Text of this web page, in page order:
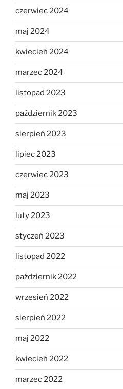
czerwiec 2024
maj 2024
kwiecień 2024
marzec 2024
listopad 2023
październik 2023
sierpień 2023
lipiec 2023
czerwiec 2023
maj 2023
luty 2023
styczeń 2023
listopad 2022
październik 2022
wrzesień 2022
sierpień 2022
maj 2022
kwiecień 2022
marzec 2022